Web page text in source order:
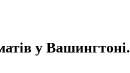
у Вашингтоні.